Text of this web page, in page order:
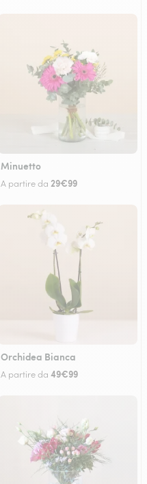
Minuetto
A partire da 29€99
Orchidea Bianca
A partire da 49€99